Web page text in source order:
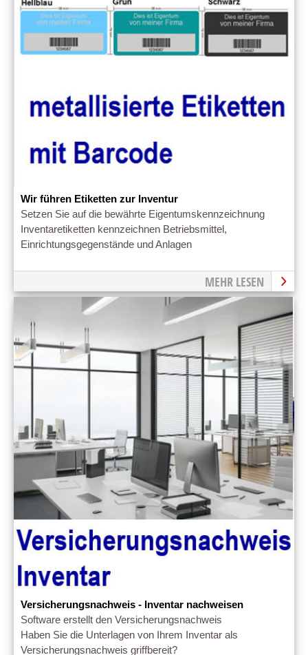
Wir führen Etiketten zur Inventur
Setzen Sie auf die bewährte Eigentumskennzeichnung
Inventaretiketten kennzeichnen Betriebsmittel,
Einrichtungsgegenstände und Anlagen
MEHR LESEN
Versicherungsnachweis - Inventar nachweisen
Software erstellt den Versicherungsnachweis
Haben Sie die Unterlagen von Ihrem Inventar als
Versicherungsnachweis griffbereit?